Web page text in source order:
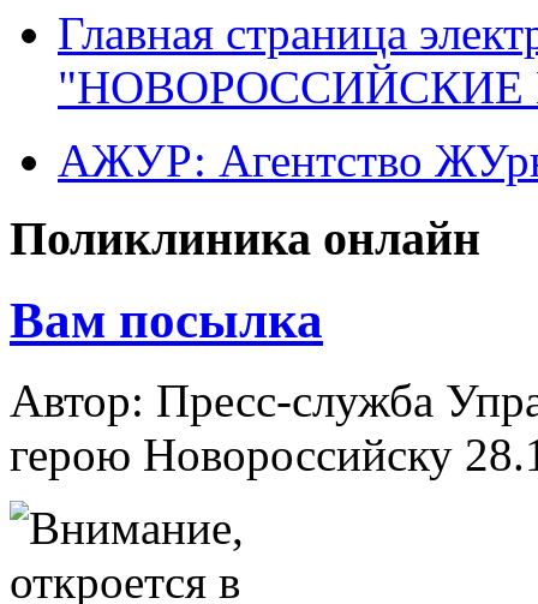
Главная страница
"НОВОРОССИЙСКИЕ
АЖУР: Агентство
Поликлиника онлайн
Вам посылка
Автор: Пресс-служба
герою Новороссийску